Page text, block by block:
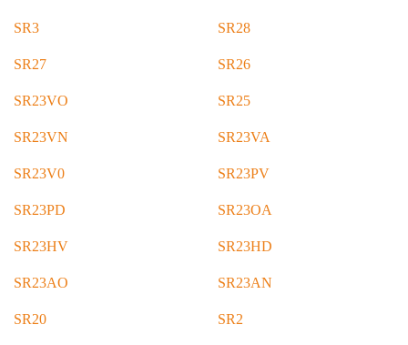
SR3 SR28
SR27 SR26
SR23VO SR25
SR23VN SR23VA
SR23V0 SR23PV
SR23PD SR23OA
SR23HV SR23HD
SR23AO SR23AN
SR20 SR2